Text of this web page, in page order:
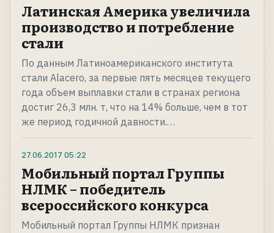
Латинская Америка увеличила
производство и потребление
стали
По данным Латиноамериканского института
стали Alacero, за первые пять месяцев текущего
года объем выплавки стали в странах региона
достиг 26,3 млн. т, что на 14% больше, чем в тот
же период годичной давности.…
27.06.2017 05:22
Мобильный портал Группы
НЛМК – победитель
всероссийского конкурса
Мобильный портал Группы НЛМК признан